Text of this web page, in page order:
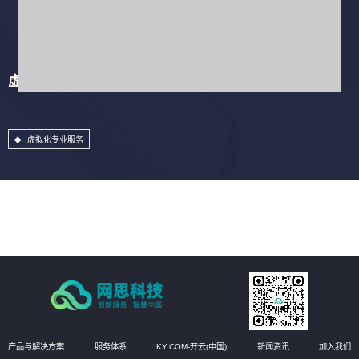
虚拟化专业服务
虚拟化专业服务
产品与解决方案 服务体系 KY.COM-开云(中国) 新闻资讯 加入我们